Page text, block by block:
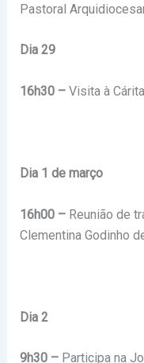
Pastoral
Dia 29
16h30 – Visita à
Dia 1 de março
16h00 – Reunião de
Clementina Godinho
Dia 2
9h30 – Participa na